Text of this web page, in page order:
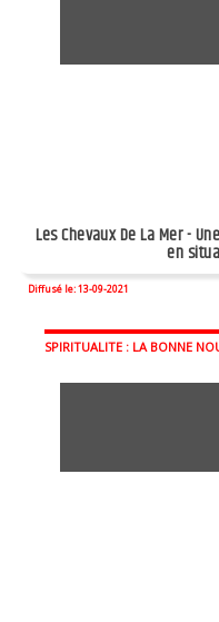
Les Chevaux De La Mer -
en
Diffusé le: 13-09-2021
SPIRITUALITE : LA BONNE